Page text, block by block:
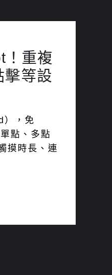
！重複
擊等設
），免
點、多點
摸時長、連